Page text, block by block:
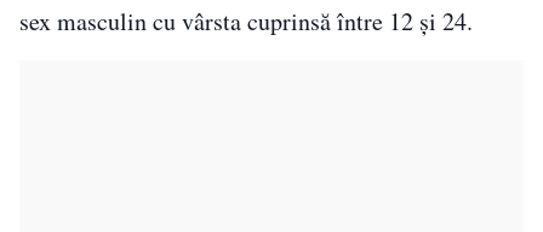
sex masculin cu vârsta cuprinsă între 12 şi 24.